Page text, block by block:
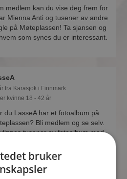
medlem kan du vise deg frem for
Mienna Anti og tusener av andre
på Møteplassen! Ta sjansen og
som synes du er interessant.
fra Karasjok i Finnmark
kvinne 18 - 42 år
du LasseA har et fotoalbum på
Bli medlem og se selv.
finnes tusener av fotoalbum med
bruker